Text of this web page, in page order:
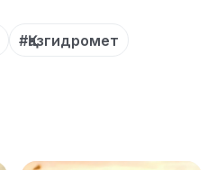
#Қазгидромет